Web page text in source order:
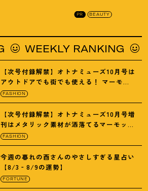
PR BEAUTY
WEEKLY RANKING
【次号付録解禁】オトナミューズ10月号は
アウトドアでも街でも使える ！ マーモッ
トの黒ショルダー
FASHION
【次号付録解禁】オトナミューズ10月号増
刊はメタリック素材が洒落てるマーモット
の保冷バッグ
FASHION
今週の暮れの酉さんのやさしすぎる星占い
【8/3‐8/9の運勢】
FORTUNE